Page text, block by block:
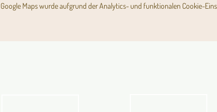
Google Maps wurde aufgrund der Analytics- und funktionalen Cookie-